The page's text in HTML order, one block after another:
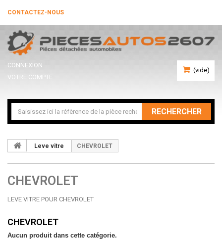
CONTACTEZ-NOUS
(vide)
CONNEXION
VOTRE COMPTE
RECHERCHER
Leve vitre CHEVROLET
CHEVROLET
LEVE VITRE POUR CHEVROLET
CHEVROLET
Aucun produit dans cette catégorie.